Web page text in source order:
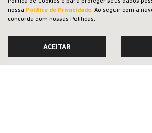
nossa Política de Privacidade. Ao seguir com a
concorda com nossas Políticas.
ACEITAR